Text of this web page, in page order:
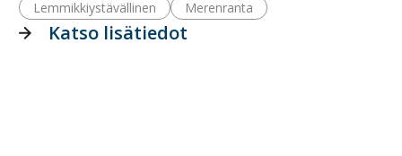
Lemmikkiystävällinen Merenranta
Katso lisätiedot